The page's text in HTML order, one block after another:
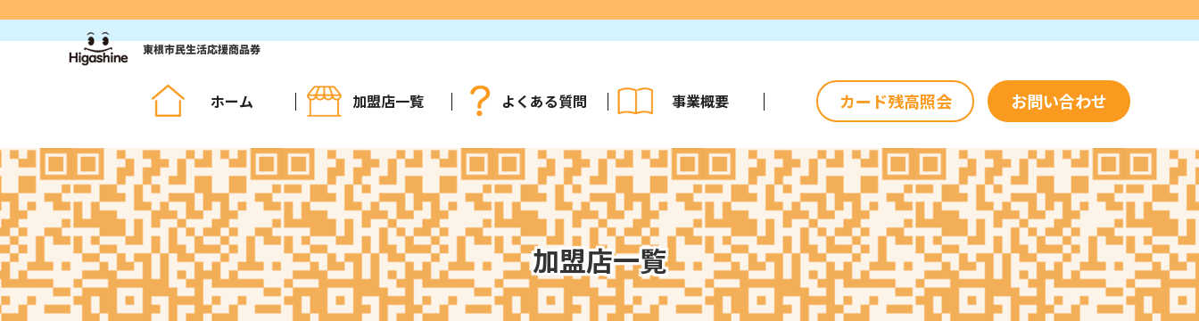
キ
ッ
プ
ホーム 加盟店一覧 よくある質問 事業概要 カード残高照会 お問い合わせ
加盟店一覧